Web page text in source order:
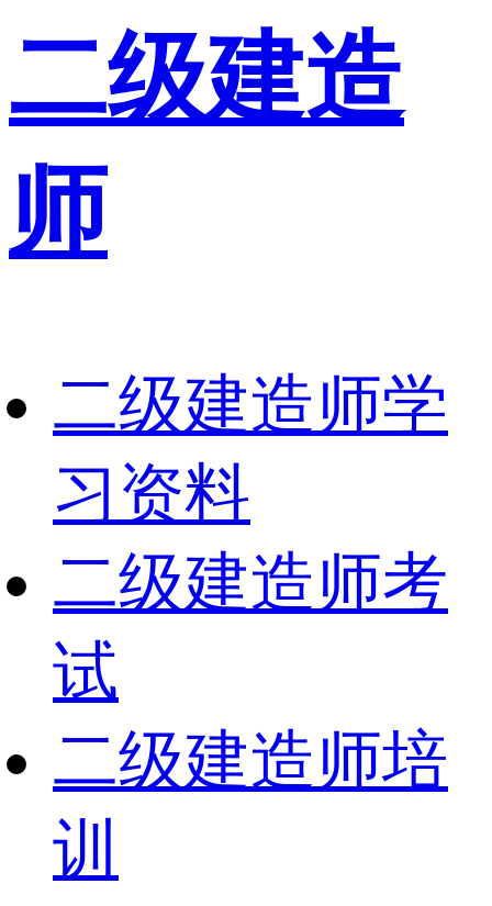
二级建造
师
二级建造师学
习资料
二级建造师考
试
二级建造师培
训